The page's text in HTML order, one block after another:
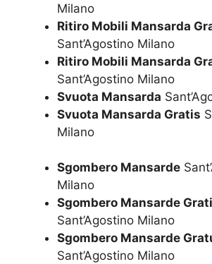
Milano
Ritiro Mobili Mansarda
Sant’Agostino Milano
Ritiro Mobili Mansarda
Sant’Agostino Milano
Svuota Mansarda
Svuota Mansarda Gratis
Milano
Sgombero Mansarde
Milano
Sgombero Mansarde
Sant’Agostino Milano
Sgombero Mansarde
Sant’Agostino Milano